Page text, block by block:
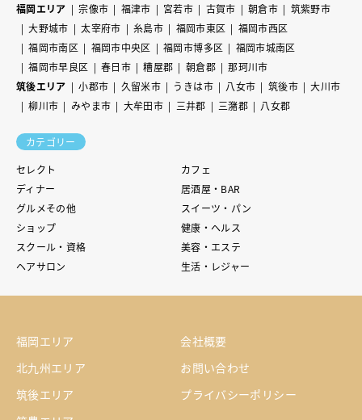
福岡エリア
宗像市 福津市 宮若市 古賀市 朝倉市
筑紫野市
大野城市
太宰府市 糸島市 福岡市東区
福岡市西区
福岡市南区
福岡市中央区 福岡市博多区
福岡市城南区
福岡市早良区
春日市 糟屋郡 朝倉郡
那珂川市
筑後エリア
小郡市 久留米市 うきは市 八女市 筑後市
大川市
柳川市
みやま市 大牟田市 三井郡 三潴郡 八女郡
カテゴリー
セレクト
カフェ
ディナー
居酒屋・BAR
グルメその他
スイーツ・パン
ショップ
健康・ヘルス
スクール・資格
美容・エステ
ヘアサロン
生活・レジャー
福岡エリア
北九州エリア
筑後エリア
会社概要
お問い合わせ
プライバシーポリシー